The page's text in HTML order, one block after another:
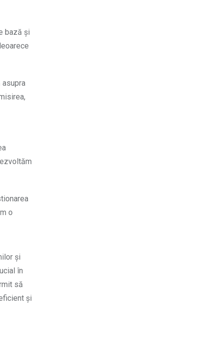
bază și
asupra
o
și
în
să
și